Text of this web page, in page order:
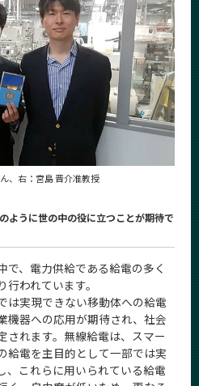
、右：宮島 晋介准教授
ように世の中の役に立つことが期待で
で、電力供給である給電の多く
われています。
は実現できない移動体への給電
機器への応用が期待され、社会
されます。無線給電は、スマー
給電を主目的として一部では実
、これらに用いられている給電
サイト構成
CLOSE